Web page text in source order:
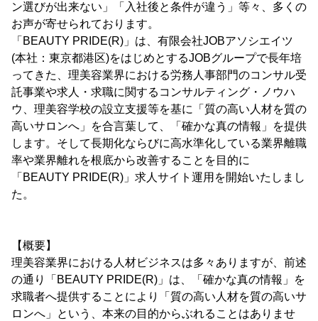
ン選びが出来ない」「入社後と条件が違う」等々、多くの
お声が寄せられております。
「BEAUTY PRIDE(R)」は、有限会社JOBアソシエイツ
(本社：東京都港区)をはじめとするJOBグループで長年培
ってきた、理美容業界における労務人事部門のコンサル受
託事業や求人・求職に関するコンサルティング・ノウハ
ウ、理美容学校の設立支援等を基に「質の高い人材を質の
高いサロンへ」を合言葉して、「確かな真の情報」を提供
します。そして長期化ならびに高水準化している業界離職
率や業界離れを根底から改善することを目的に
「BEAUTY PRIDE(R)」求人サイト運用を開始いたしまし
た。
【概要】
理美容業界における人材ビジネスは多々ありますが、前述
の通り「BEAUTY PRIDE(R)」は、「確かな真の情報」を
求職者へ提供することにより「質の高い人材を質の高いサ
ロンへ」という、本来の目的からぶれることはありませ